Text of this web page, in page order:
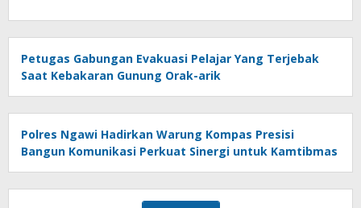
Petugas Gabungan Evakuasi Pelajar Yang Terjebak
Saat Kebakaran Gunung Orak-arik
Polres Ngawi Hadirkan Warung Kompas Presisi
Bangun Komunikasi Perkuat Sinergi untuk Kamtibmas